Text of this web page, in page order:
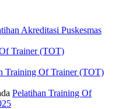
Akreditasi Puskesmas
Trainer (TOT)
Training Of Trainer (TOT)
Pelatihan Training Of